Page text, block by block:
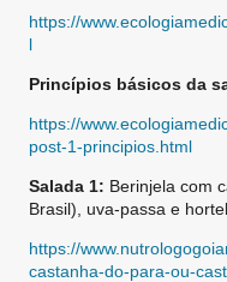
https://
l
Princípios básicos da
https://
post-1-principios.html
Salada 1: Berinjela com
Brasil), uva-passa e
https://
castanha-do-para-ou-